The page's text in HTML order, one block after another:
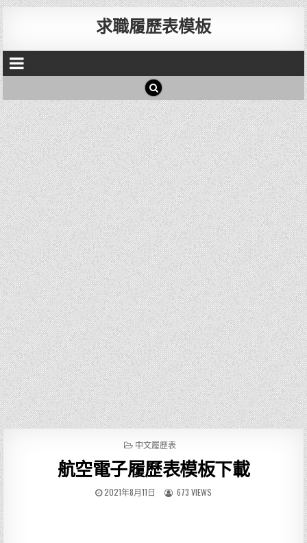
求職履歷表模板
P
S
T
E
中文履歷表
航空電子履歷表模板下載
2021年8月11日 673 VIEWS